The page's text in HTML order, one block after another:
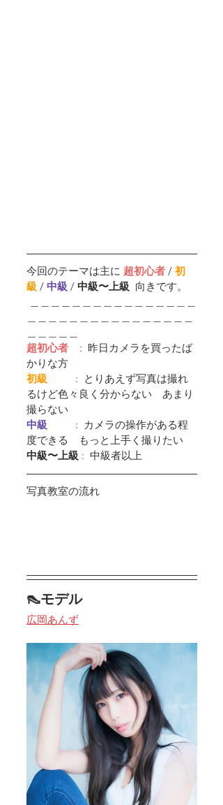
今回のテーマは主に 超初心者 / 初
級 / 中級 / 中級〜上級 向きです。
超初心者
    :  昨日カメラを買ったば
かりな方
初級
:  とりあえず写真は撮れ
るけど色々良く分からない　あまり
撮らない
中級
:  カメラの操作がある程
度できる　もっと上手く撮りたい
中級〜上級 :  中級者以上
写真教室の流れ
👠モデル
広岡あんず